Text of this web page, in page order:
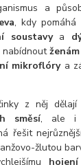
a
, kdy pomáhá
soustavya
nabídnout
mikroflórya
z něj
směsí, ale i
řešit
žlutou